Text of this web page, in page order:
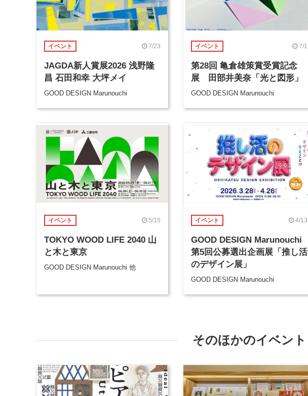
イベント 7/23
JAGDA新人賞展2026 浅野隆
昌 石田和幸 大坪メイ
GOOD DESIGN Marunouchi
イベント 7/1
第28回 亀倉雄策賞受賞記念
展 田部井美奈「光と図形」
GOOD DESIGN Marunouchi
イベント 5/15
TOKYO WOOD LIFE 2040 山
と木と東京
GOOD DESIGN Marunouchi 他
イベント 4/13
GOOD DESIGN Marunouchi
第5回公募選出企画展「推し活
のデザイン展」
GOOD DESIGN Marunouchi
そのほかのイベント